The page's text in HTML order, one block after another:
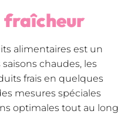
fraîcheur
alimentaires est un
chaudes, les
frais en quelques
mesures spéciales
optimales tout au long